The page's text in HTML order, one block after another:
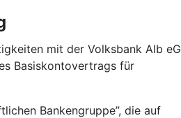
mit der Volksbank Alb eG
Basiskontovertrags für
Bankengruppe”, die auf